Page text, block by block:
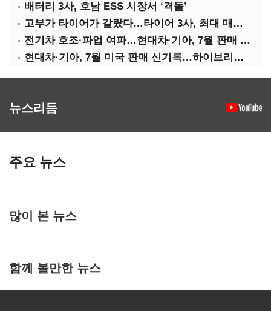
배터리 3사, 호남 ESS 시장서 ‘격돌’
고부가 타이어가 갈랐다…타이어 3사, 최대 매출에도 영업익 희비
전기차 호조·파업 여파…현대차·기아, 7월 판매 희비
현대차·기아, 7월 미국 판매 신기록…하이브리드 효과
뉴스리듬
주요 뉴스
많이 본 뉴스
함께 볼만한 뉴스